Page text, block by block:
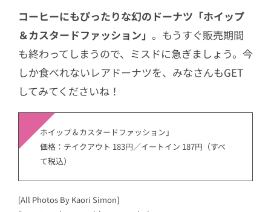
コーヒーにもぴったりな幻のドーナツ「ホイップ
＆カスタードファッション」 。もうすぐ販売期間
も終わってしまうので、ミスドに急ぎましょう。今
しか食べれないレアドーナツを、みなさんもGET
してみてくださいね！
ホイップ＆カスタードファッション」
価格：テイクアウト 183円／イートイン 187円（すべ
て税込）
[All Photos By Kaori Simon]